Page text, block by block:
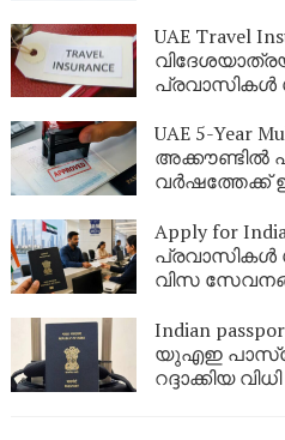
സർവീസുകൾ
UAE Travel
പ്രവാസികൾ
കാര്യങ്ങൾ
UAE 5-Year
അക്കൗണ്ടിൽ
വർഷത്തേക്ക്
കിടിലൻ
പോകരുത്
Apply for
പ്രവാസികൾ
വിസ
Indian
യുഎഇ
റദ്ദാക്കിയ